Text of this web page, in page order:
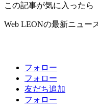
この記事が気に入ったら
Web LEONの最新ニュー
フォロー
フォロー
友だち追加
フォロー